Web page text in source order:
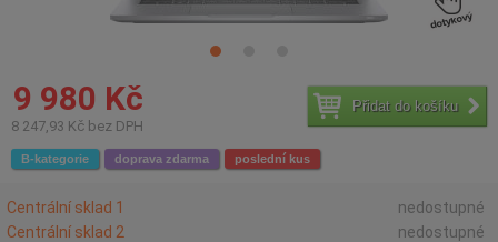
9 980 Kč
8 247,93 Kč bez DPH
Přidat do košíku
B-kategorie doprava zdarma poslední kus
Centrální sklad 1
nedostupné
Centrální sklad 2
nedostupné